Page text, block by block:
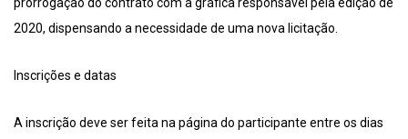
2020, dispensando a necessidade de uma nova licitação.
Inscrições e datas
A inscrição deve ser feita na página do participante entre os dias